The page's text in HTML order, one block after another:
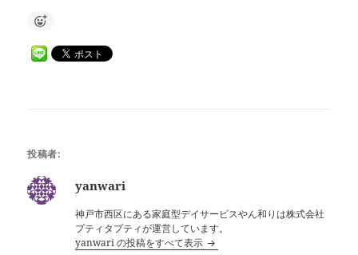
投稿者:
yanwari
神戸市西区にある家庭型デイサービスやん和りは株式会社
プティタプティが運営しています。
yanwari の投稿をすべて表示